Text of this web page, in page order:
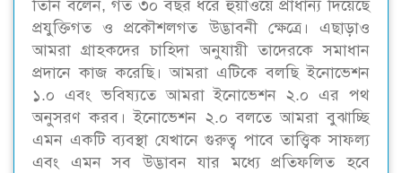
তিনি বলেন, গত ৩০ বছর ধরে হুয়াওয়ে প্রাধান্য দিয়েছে
প্রযুক্তিগত ও প্রকৌশলগত উদ্ভাবনী ক্ষেত্রে। এছাড়াও
আমরা গ্রাহকদের চাহিদা অনুযায়ী তাদেরকে সমাধান
প্রদানে কাজ করেছি। আমরা এটিকে বলছি ইনোভেশন
১.০ এবং ভবিষ্যতে আমরা ইনোভেশন ২.০ এর পথ
অনুসরণ করব। ইনোভেশন ২.০ বলতে আমরা বুঝাচ্ছি
এমন একটি ব্যবস্থা যেখানে গুরুত্ব পাবে তাত্ত্বিক সাফল্য
এবং এমন সব উদ্ভাবন যার মধ্যে প্রতিফলিত হবে